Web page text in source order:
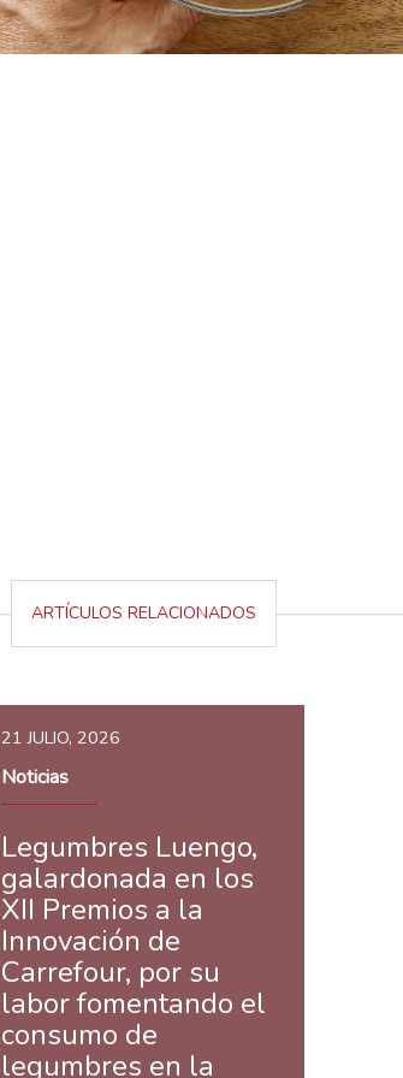
ARTÍCULOS RELACIONADOS
21 JULIO, 2026
Noticias
Legumbres Luengo,
galardonada en los
XII Premios a la
Innovación de
Carrefour, por su
labor fomentando el
consumo de
legumbres en la